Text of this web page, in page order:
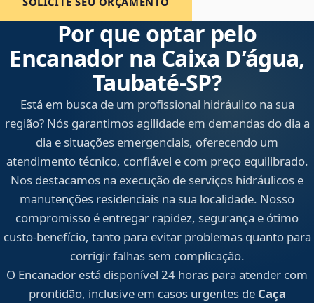
Por que optar pelo
Encanador na Caixa D’água,
Taubaté‑SP?
Está em busca de um profissional hidráulico na sua
região? Nós garantimos agilidade em demandas do dia a
dia e situações emergenciais, oferecendo um
atendimento técnico, confiável e com preço equilibrado.
Nos destacamos na execução de serviços hidráulicos e
manutenções residenciais na sua localidade. Nosso
compromisso é entregar rapidez, segurança e ótimo
custo-benefício, tanto para evitar problemas quanto para
corrigir falhas sem complicação.
O Encanador está disponível 24 horas para atender com
prontidão, inclusive em casos urgentes de Caça